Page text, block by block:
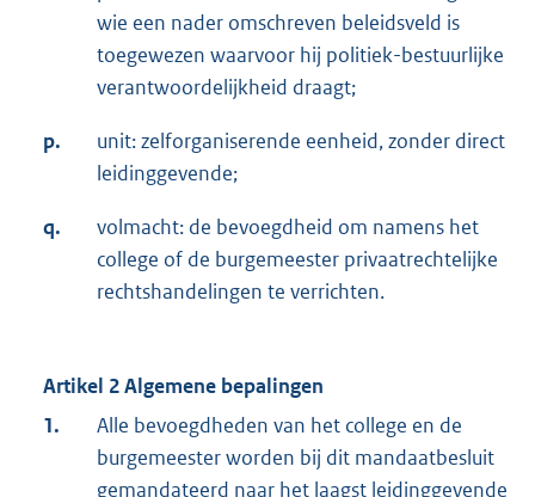
wie een nader omschreven beleidsveld is
toegewezen waarvoor hij politiek-bestuurlijke
verantwoordelijkheid draagt;
p.
unit: zelforganiserende eenheid, zonder direct
leidinggevende;
q.
volmacht: de bevoegdheid om namens het
college of de burgemeester privaatrechtelijke
rechtshandelingen te verrichten.
Artikel 2 Algemene bepalingen
1.
Alle bevoegdheden van het college en de
burgemeester worden bij dit mandaatbesluit
gemandateerd naar het laagst leidinggevende